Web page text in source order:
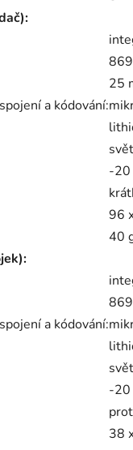
25
a kódování:
-20
96
40
a kódování:
-20
38